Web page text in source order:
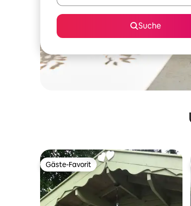
Suche
Gäste-Favorit
Gäste-Favorit